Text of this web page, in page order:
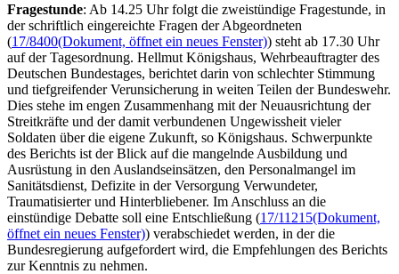
Fragestunde: Ab 14.25 Uhr folgt die zweistündige Fragestunde, in
der schriftlich eingereichte Fragen der Abgeordneten
(17/8400(Dokument, öffnet ein neues Fenster)) steht ab 17.30 Uhr
auf der Tagesordnung. Hellmut Königshaus, Wehrbeauftragter des
Deutschen Bundestages, berichtet darin von schlechter Stimmung
und tiefgreifender Verunsicherung in weiten Teilen der Bundeswehr.
Dies stehe im engen Zusammenhang mit der Neuausrichtung der
Streitkräfte und der damit verbundenen Ungewissheit vieler
Soldaten über die eigene Zukunft, so Königshaus. Schwerpunkte
des Berichts ist der Blick auf die mangelnde Ausbildung und
Ausrüstung in den Auslandseinsätzen, den Personalmangel im
Sanitätsdienst, Defizite in der Versorgung Verwundeter,
Traumatisierter und Hinterbliebener. Im Anschluss an die
einstündige Debatte soll eine Entschließung (17/11215(Dokument,
öffnet ein neues Fenster)) verabschiedet werden, in der die
Bundesregierung aufgefordert wird, die Empfehlungen des Berichts
zur Kenntnis zu nehmen.